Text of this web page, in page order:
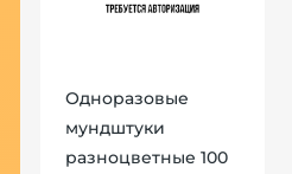
Одноразовые
мундштуки
разноцветные 100